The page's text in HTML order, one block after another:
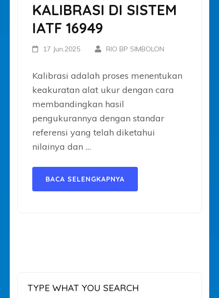
KALIBRASI DI SISTEM
IATF 16949
17 Jun,2025 RIO BP SIMBOLON
Kalibrasi adalah proses menentukan
keakuratan alat ukur dengan cara
membandingkan hasil
pengukurannya dengan standar
referensi yang telah diketahui
nilainya dan …
BACA SELENGKAPNYA
TYPE WHAT YOU SEARCH